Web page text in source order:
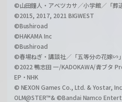
©山田鐘人・アベツカサ／小学館／「葬
©2015, 2017, 2021 BIGWEST
©Bushiroad
©HAKAMA Inc
©Bushiroad
©春場ねぎ・講談社／「五等分の花嫁∽
©2022 鴨志田 一/KADOKAWA/青ブタ
EP・NHK
© NEXON Games Co., Ltd. & Yostar,
OLM@STER™& ©Bandai Namco